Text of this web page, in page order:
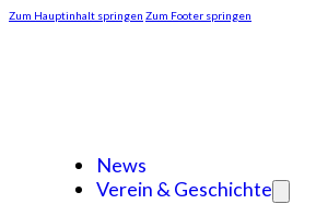
Zum Hauptinhalt springen Zum Footer springen
News
Verein & Geschichte